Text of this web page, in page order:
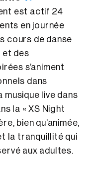
est actif 24
en journée
cours de danse
et des
s’animent
dans
musique live dans
la « XS Night
bien qu’animée,
la tranquillité qui
aux adultes.